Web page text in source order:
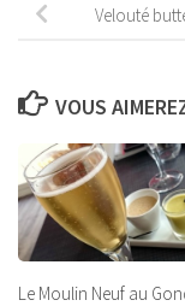
Velouté
VOUS
Le Moulin Neuf au